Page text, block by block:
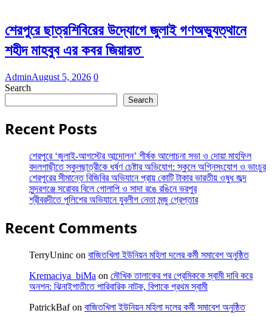
শেরপুরে ছাত্রশিবিরের উদ্যোগে জুলাই গণঅভ্যুত্থানে
শহীদ মাহবুব এর কবর জিয়ারত
AdminAugust 5, 2026 0
Search
Search
Recent Posts
শেরপুরে ‘জুলাই-আগস্টের আন্দোলন’ শীর্ষক আলোচনা সভা ও দোয়া মাহফিল
বদলগাছীতে স্কুলছাত্রীকে ধর্ষণ চেষ্টার অভিযোগ: স্কুলে অগ্নিসংযোগ ও ভাংচুর
শেরপুরের সীমান্তে বিজিবির অভিযানে প্রায় কোটি টাকার ভারতীয় ওষুধ জব্দ
সুন্দরগঞ্জে সরোবর বিলে গোলাপি ও সাদা রঙে রঙিনে ভরপুর
শ্রীবরদীতে পুলিশের অভিযানে যুবলীগ নেতা মন্জু গ্রেপ্তার
Recent Comments
TerryUninc on বাজিতখিলা ইউনিয়ন মহিলা দলের কর্মী সমাবেশ অনুষ্ঠিত
Kremaciya_biMa on মৌখিক তালাকের পর প্রেমিককে স্বামী দাবি করে
অনশন: ঝিনাইগাতীতে পারিবারিক নাটক, বিপাকে প্রথম স্বামী
PatrickBafon বাজিতখিলা ইউনিয়ন মহিলা দলের কর্মী সমাবেশ অনুষ্ঠিত